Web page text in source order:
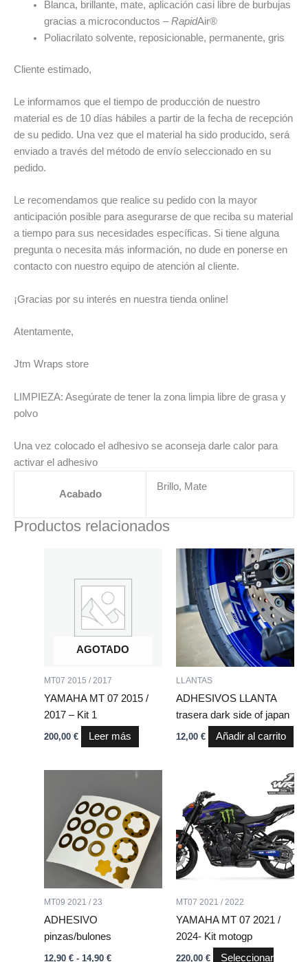
Blanca, brillante, mate, aplicación casi libre de burbujas
gracias a microconductos –RapidAir®
Poliacrilato solvente, reposicionable, permanente, gris
Cliente estimado,
Le informamos que el tiempo de producción de nuestro
material es de 10 días hábiles a partir de la fecha de recepción
de su pedido. Una vez que el material ha sido producido, será
enviado a través del método de envío seleccionado en su
pedido.
Le recomendamos que realice su pedido con la mayor
anticipación posible para asegurarse de que reciba su material
a tiempo para sus necesidades específicas. Si tiene alguna
pregunta o necesita más información, no dude en ponerse en
contacto con nuestro equipo de atención al cliente.
¡Gracias por su interés en nuestra tienda online!
Atentamente,
Jtm Wraps store
LIMPIEZA: Asegúrate de tener la zona limpia libre de grasa y
polvo
Una vez colocado el adhesivo se aconseja darle calor para
activar el adhesivo
Acabado
Brillo, Mate
Productos relacionados
AGOTADO
MT07 2015 / 2017
YAMAHA MT 07 2015 /
2017 – Kit 1
200,00 € Leer más
LLANTAS
ADHESIVOS LLANTA
trasera dark side of japan
12,00 € Añadir al carrito
MT09 2021 / 23
ADHESIVO
pinzas/bulones
12,90 € - 14,90 €
precios:
desde
12,90 €
hasta
14,90 €
múltiples
variantes.
opciones
MT07 2021 / 2022
YAMAHA MT 07 2021 /
2024- Kit motogp
220,00 €
Seleccionar
tiene
múltiples
variantes.
Las
opciones
elegir
en
la